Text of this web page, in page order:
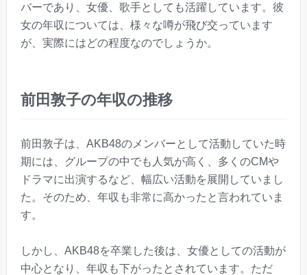
バーであり、女優、歌手としても活躍しています。彼
女の年収については、様々な噂が飛び交っています
が、実際にはどの程度なのでしょうか。
前田敦子の年収の推移
前田敦子は、AKB48のメンバーとして活動していた時
期には、グループの中でも人気が高く、多くのCMや
ドラマに出演するなど、幅広い活動を展開していまし
た。そのため、年収も非常に高かったと言われていま
す。
しかし、AKB48を卒業した後は、女優としての活動が
中心となり、年収も下がったとされています。ただ